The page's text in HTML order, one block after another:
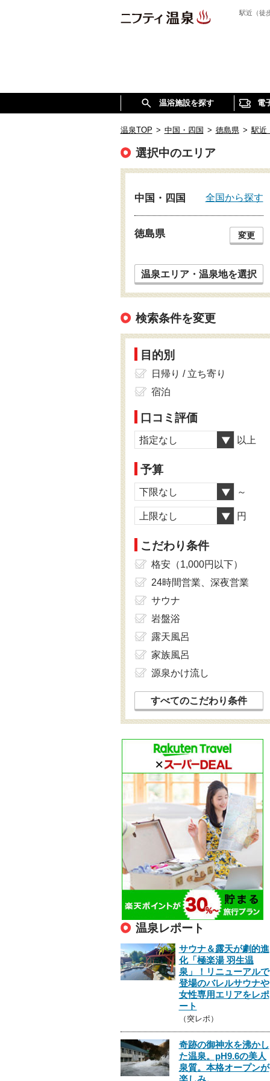
駅近（徒
温浴施設を探す 電
温泉TOP > 中国・四国 > 徳島県 > 駅近
選択中のエリア
中国・四国 全国から探す
徳島県 変更
温泉エリア・温泉地を選択
検索条件を変更
目的別
日帰り / 立ち寄り
宿泊
口コミ評価
指定なし 以上
予算
下限なし ～
上限なし 円
こだわり条件
格安（1,000円以下）
24時間営業、深夜営業
サウナ
岩盤浴
露天風呂
家族風呂
源泉かけ流し
すべてのこだわり条件
温泉レポート
サウナ＆露天が劇的進
化「極楽湯 羽生温
泉」！リニューアルで
登場のバレルサウナや
女性専用エリアをレポ
ート
（突レポ）
奇跡の御神水を沸かし
た温泉。pH9.6の美人
泉質。本格オープンが